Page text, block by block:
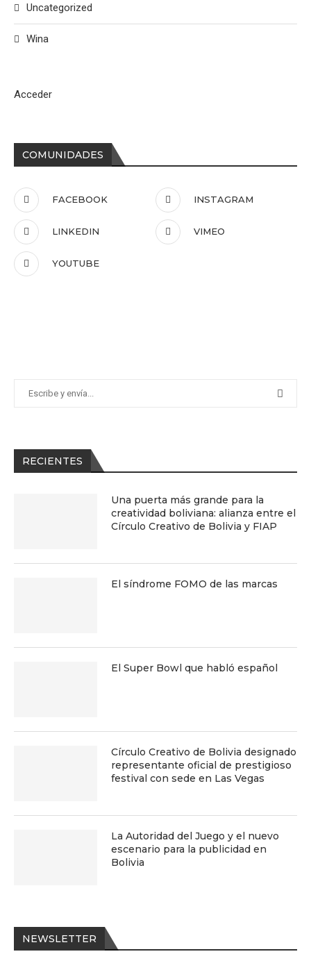
COMUNIDADES
FACEBOOK INSTAGRAM
LINKEDIN VIMEO
YOUTUBE
RECIENTES
Una puerta más grande para la
creatividad boliviana: alianza entre el
Círculo Creativo de Bolivia y FIAP
El síndrome FOMO de las marcas
El Super Bowl que habló español
Círculo Creativo de Bolivia designado
representante oficial de prestigioso
festival con sede en Las Vegas
La Autoridad del Juego y el nuevo
escenario para la publicidad en
Bolivia
NEWSLETTER
Uncategorized
Wina
Acceder